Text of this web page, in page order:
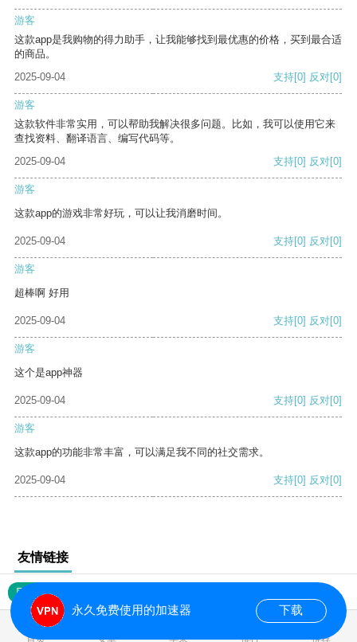
游客
这款app是我购物的得力助手，让我能够找到最优惠的价格，买到最合适
的商品。
2025-09-04
支持[0] 反对[0]
游客
这款软件非常实用，可以帮助我解决很多问题。比如，我可以使用它来
查找资料、翻译语言、编写代码等。
2025-09-04
支持[0] 反对[0]
游客
这款app的游戏非常好玩，可以让我消磨时间。
2025-09-04 支持[0] 反对[0]
游客
超棒啊 好用
2025-09-04 支持[0] 反对[0]
游客
这个是app神器
2025-09-04 支持[0] 反对[0]
游客
这款app的功能非常丰富，可以满足我不同的社交需求。
2025-09-04 支持[0] 反对[0]
友情链接
网站地图
首页 安卓 苹果 排行 推荐
永久免费使用的加速器 下载
0.018041s